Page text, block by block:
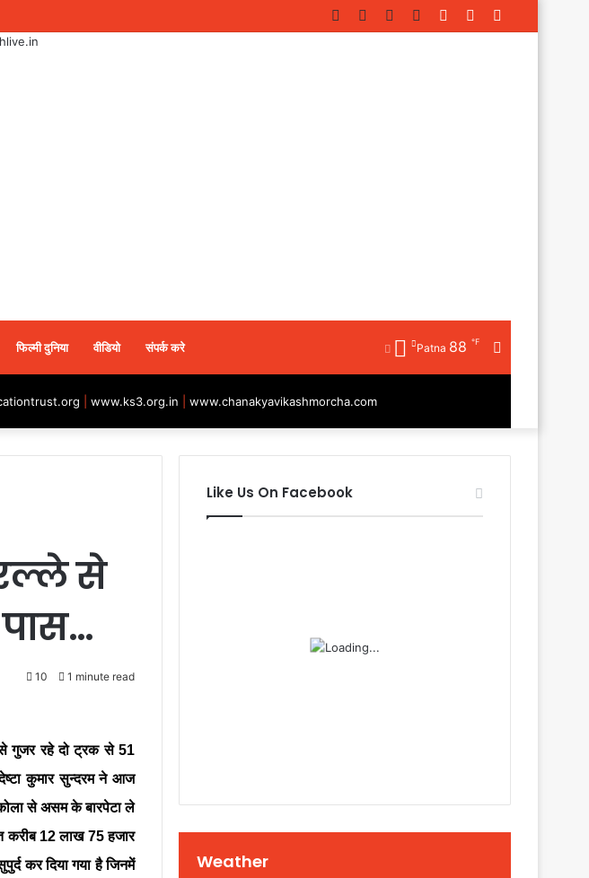
Random
Log
Instagram
YouTube
Twitter
Facebook
फिल्मी दुनिया वीडियो संपर्क करे Patna 88 ℉
www.ks3.org.in www.chanakyavikashmorcha.com
से
10 1 minute read
गुजर रहे दो ट्रक से 51
कुमार सुन्दरम ने आज
से असम के बारपेटा ले
करीब 12 लाख 75 हजार
कर दिया गया है जिनमें
Like Us On Facebook
Weather